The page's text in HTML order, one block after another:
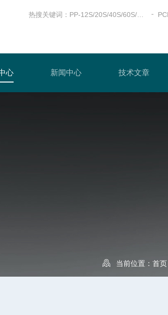
热搜关键词：
心 新闻中心 技术文章
当前位置： 首页